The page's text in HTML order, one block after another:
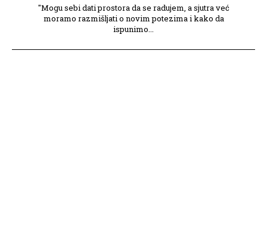
"Mogu sebi dati prostora da se radujem, a sjutra već
moramo razmišljati o novim potezima i kako da
ispunimo...